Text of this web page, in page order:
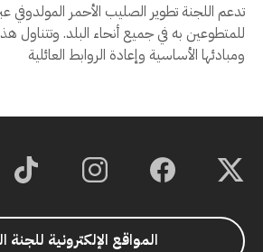
تدعم اللجنة تطوير الصليب الأحمر المولدوفي
للمتطوعين به في جميع أنحاء البلد. وتتناول
ومبادئها الأساسية وإعادة الروابط العائلية
المواقع الإلكترونية للجنة